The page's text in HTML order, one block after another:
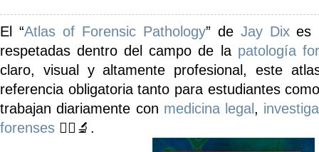
El “Atlas of Forensic Pathology” de Jay Dixes
respetadas dentro del campo de la patología
claro, visual y altamente profesional, este
referencia obligatoria tanto para estudiantes
trabajan diariamente con medicina legal ,
forenses 👩‍⚕️🔬.